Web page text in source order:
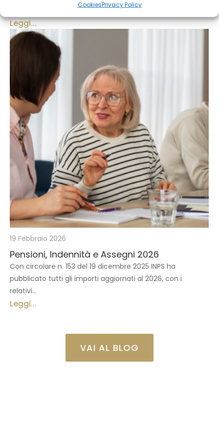
CookiesPrivacy Policy
Leggi...
19 Febbraio 2026
Pensioni, Indennità e Assegni 2026
Con circolare n. 153 del 19 dicembre 2025 INPS ha
pubblicato tutti gli importi aggiornati al 2026, con i
relativi...
Leggi...
VAI AL BLOG